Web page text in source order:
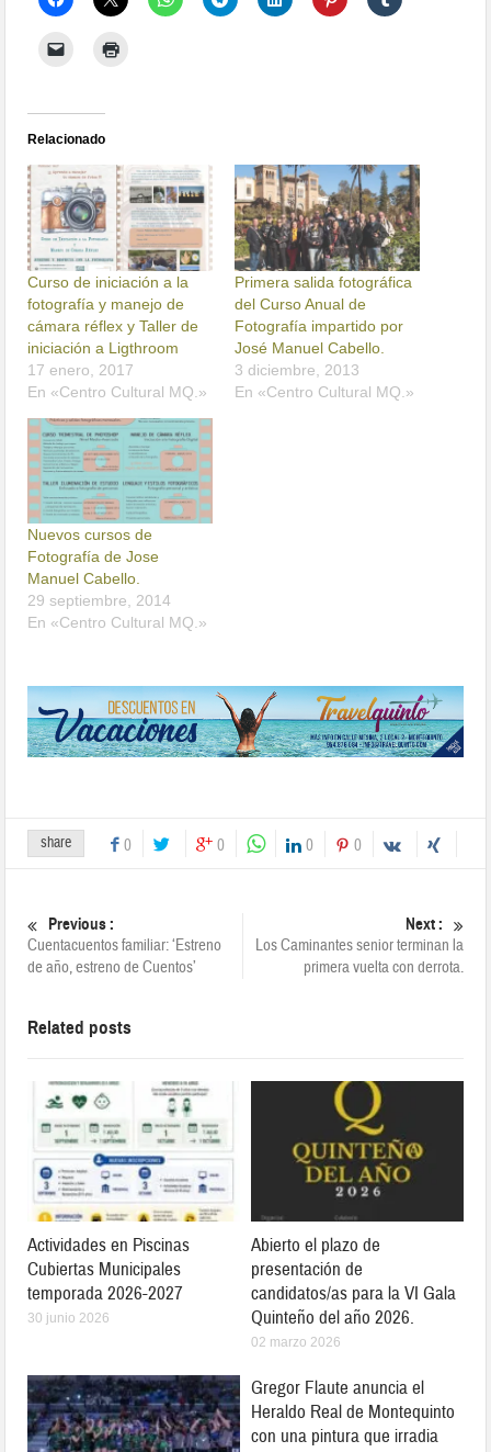
Relacionado
Curso de iniciación a la
fotografía y manejo de
cámara réflex y Taller de
iniciación a Ligthroom
17 enero, 2017
En «Centro Cultural MQ.»
Primera salida fotográfica
del Curso Anual de
Fotografía impartido por
José Manuel Cabello.
3 diciembre, 2013
En «Centro Cultural MQ.»
Nuevos cursos de
Fotografía de Jose
Manuel Cabello.
29 septiembre, 2014
En «Centro Cultural MQ.»
share 0 0 0 0
Previous :
Cuentacuentos familiar: ‘Estreno
de año, estreno de Cuentos’
Next :
Los Caminantes senior terminan la
primera vuelta con derrota.
Related posts
Actividades en Piscinas
Cubiertas Municipales
temporada 2026-2027
30 junio 2026
Abierto el plazo de
presentación de
candidatos/as para la VI Gala
Quinteño del año 2026.
02 marzo 2026
Gregor Flaute anuncia el
Heraldo Real de Montequinto
con una pintura que irradia